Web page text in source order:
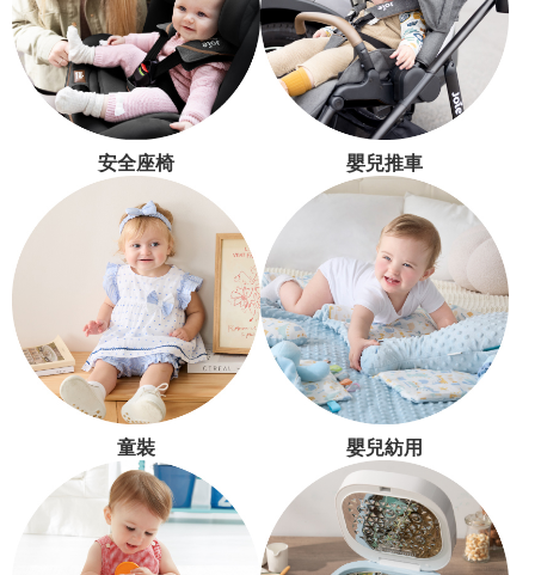
安全座椅 嬰兒推車
童裝 嬰兒紡用